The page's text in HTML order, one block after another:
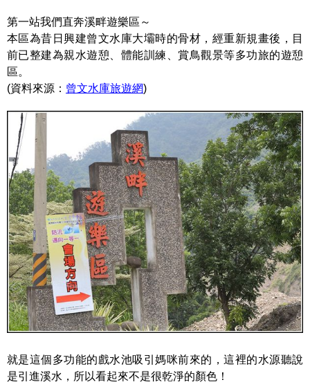
第一站我們直奔溪畔遊樂區～
本區為昔日興建曾文水庫大壩時的骨材，經重新規畫後，目
前已整建為親水遊憩、體能訓練、賞鳥觀景等多功旅的遊憩
區。
(資料來源： 曾文水庫旅遊網)
就是這個多功能的戲水池吸引媽咪前來的，這裡的水源聽說
是引進溪水，所以看起來不是很乾淨的顏色！